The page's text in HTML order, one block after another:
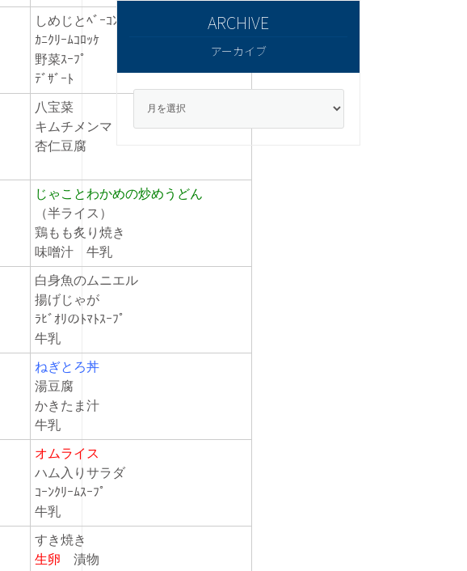
しめじとﾍﾞｰｺﾝﾋﾟﾗﾌ
ｶﾆｸﾘｰﾑｺﾛｯｹ
野菜ｽｰﾌﾟ
ﾃﾞｻﾞｰﾄ
八宝菜
キムチメンマ
杏仁豆腐
じゃことわかめの炒めうどん
（半ライス）
鶏もも炙り焼き
味噌汁 牛乳
白身魚のムニエル
揚げじゃが
ﾗﾋﾞｵﾘのﾄﾏﾄｽｰﾌﾟ
牛乳
ねぎとろ丼
湯豆腐
かきたま汁
牛乳
オムライス
ハム入りサラダ
ｺｰﾝｸﾘｰﾑｽｰﾌﾟ
牛乳
すき焼き
生卵 漬物
アーカイブ